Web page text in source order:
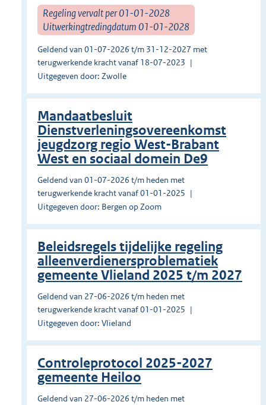
Regeling vervalt per 01-01-2028
Uitwerkingtredingdatum 01-01-2028
Geldend van 01-07-2026 t/m 31-12-2027 met
terugwerkende kracht vanaf 18-07-2023
Uitgegeven door: Zwolle
Mandaatbesluit
Dienstverleningsovereenkomst
jeugdzorg regio West-Brabant
West en sociaal domein De9
Geldend van 01-07-2026 t/m heden met
terugwerkende kracht vanaf 01-01-2025
Uitgegeven door: Bergen op Zoom
Beleidsregels tijdelijke regeling
alleenverdienersproblematiek
gemeente Vlieland 2025 t/m 2027
Geldend van 27-06-2026 t/m heden met
terugwerkende kracht vanaf 01-01-2025
Uitgegeven door: Vlieland
Controleprotocol 2025-2027
gemeente Heiloo
Geldend van 27-06-2026 t/m heden met